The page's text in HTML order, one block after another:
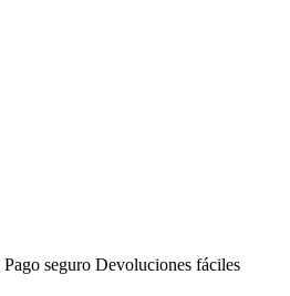
Pago seguro Devoluciones fáciles